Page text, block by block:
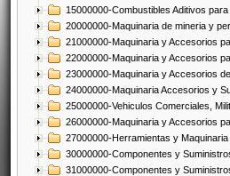
15000000-Combustibles Aditivos
20000000-Maquinaria de mineria y
21000000-Maquinaria y Accesorios
22000000-Maquinaria y Accesorios
23000000-Maquinaria y Accesorios
24000000-Maquinaria Accesorios y
25000000-Vehiculos Comerciales,
26000000-Maquinaria y Accesorios
27000000-Herramientas y
30000000-Componentes y
31000000-Componentes y